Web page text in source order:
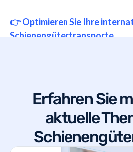
👉 Optimieren Sie Ihre
Schienengütertransporte
Erfahren Sie
aktuelle